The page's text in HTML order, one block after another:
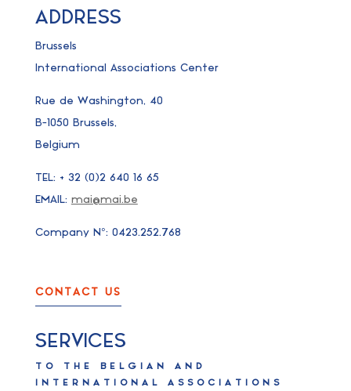
ADDRESS
Brussels
International Associations Center
Rue de Washington, 40
B-1050 Brussels,
Belgium
TEL: + 32 (0)2 640 16 65
EMAIL: mai@mai.be
Company N°: 0423.252.768
CONTACT US
SERVICES
TO THE BELGIAN AND
INTERNATIONAL ASSOCIATIONS